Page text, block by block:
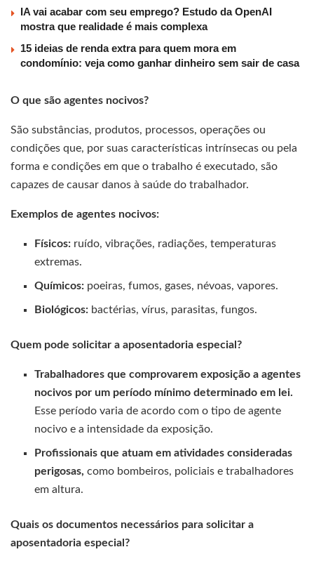
IA vai acabar com seu emprego? Estudo da OpenAI
mostra que realidade é mais complexa
15 ideias de renda extra para quem mora em
condomínio: veja como ganhar dinheiro sem sair de casa
O que são agentes nocivos?
São substâncias, produtos, processos, operações ou
condições que, por suas características intrínsecas ou pela
forma e condições em que o trabalho é executado, são
capazes de causar danos à saúde do trabalhador.
Exemplos de agentes nocivos:
Físicos: ruído, vibrações, radiações, temperaturas
extremas.
Químicos: poeiras, fumos, gases, névoas, vapores.
Biológicos: bactérias, vírus, parasitas, fungos.
Quem pode solicitar a aposentadoria especial?
Trabalhadores que comprovarem exposição a agentes
nocivos por um período mínimo determinado em lei.
Esse período varia de acordo com o tipo de agente
nocivo e a intensidade da exposição.
Profissionais que atuam em atividades consideradas
perigosas, como bombeiros, policiais e trabalhadores
em altura.
Quais os documentos necessários para solicitar a
aposentadoria especial?